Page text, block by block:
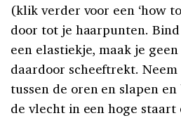
(klik verder voor een ‘how
door tot je haarpunten.
een elastiekje, maak je
daardoor scheeftrekt.
tussen de oren en slapen
de vlecht in een hoge